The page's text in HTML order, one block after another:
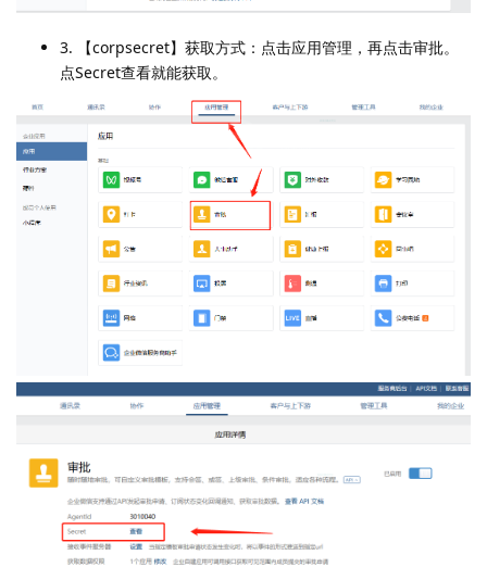
3. 【corpsecret】获取方式：点击应用管理，再点击审批。
点Secret查看就能获取。